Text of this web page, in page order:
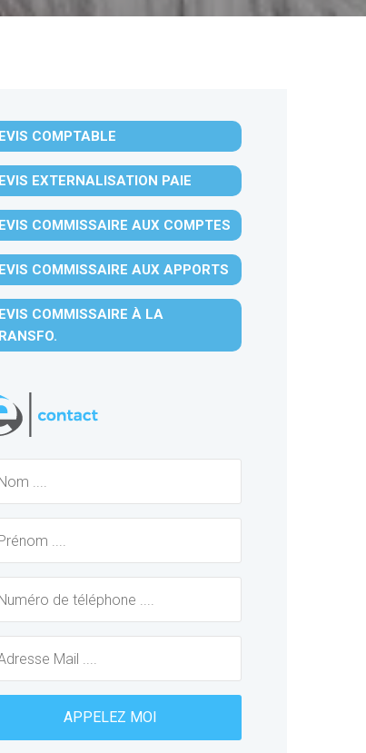
COMPTABLE
EXTERNALISATION PAIE
COMMISSAIRE AUX COMPTES
COMMISSAIRE AUX APPORTS
COMMISSAIRE À LA